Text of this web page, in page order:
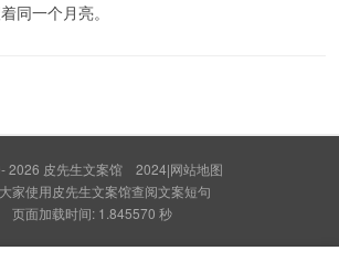
同一个月亮。
2026 皮先生文案馆 2024|网站地图
家使用皮先生文案馆查阅文案短句
页面加载时间: 1.845570 秒